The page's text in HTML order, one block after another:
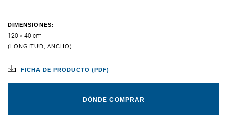
DIMENSIONES:
120 × 40 cm
(LONGITUD, ANCHO)
FICHA DE PRODUCTO (PDF)
DÓNDE COMPRAR